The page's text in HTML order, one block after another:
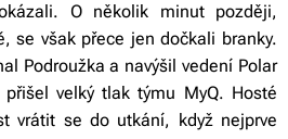
O několik minut později,
se však přece jen dočkali branky.
Podroužka a navýšil vedení Polar
velký tlak týmu MyQ. Hosté
vrátit se do utkání, když nejprve